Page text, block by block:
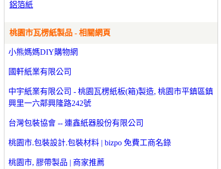
鋁箔紙
桃園市瓦楞紙製品 - 相關網頁
小熊媽媽DIY購物網
國軒紙業有限公司
中宇紙業有限公司 - 桃園瓦楞紙板(箱)製造, 桃園市平鎮區鎮
興里一六鄰興隆路242號
台灣包裝協會 -- 連鑫紙器股份有限公司
桃園市.包裝設計.包裝材料 | bizpo 免費工商名錄
桃園市, 膠帶製品 | 商家推薦